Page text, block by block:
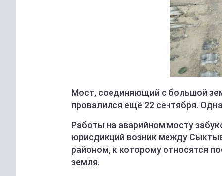
Мост, соединяющий с большой
провалился ещё 22 сентября.
Работы на аварийном мосту
юрисдикций возник между
районом, к которому относятся
земля.